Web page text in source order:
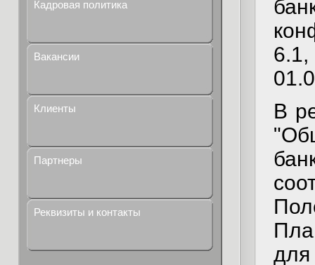
Кадровая политика
Вакансии
Клиенты
Партнеры
Реквизиты и контакты
В
для